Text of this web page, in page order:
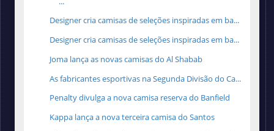
Designer cria camisas de seleções inspiradas em ba...
Designer cria camisas de seleções inspiradas em ba...
Joma lança as novas camisas do Al Shabab
As fabricantes esportivas na Segunda Divisão do Ca...
Penalty divulga a nova camisa reserva do Banfield
Kappa lança a nova terceira camisa do Santos